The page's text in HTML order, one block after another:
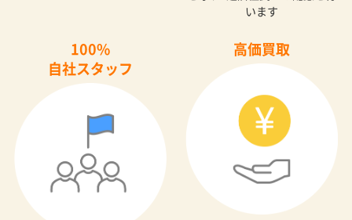
います
100%
自社スタッフ
高価買取